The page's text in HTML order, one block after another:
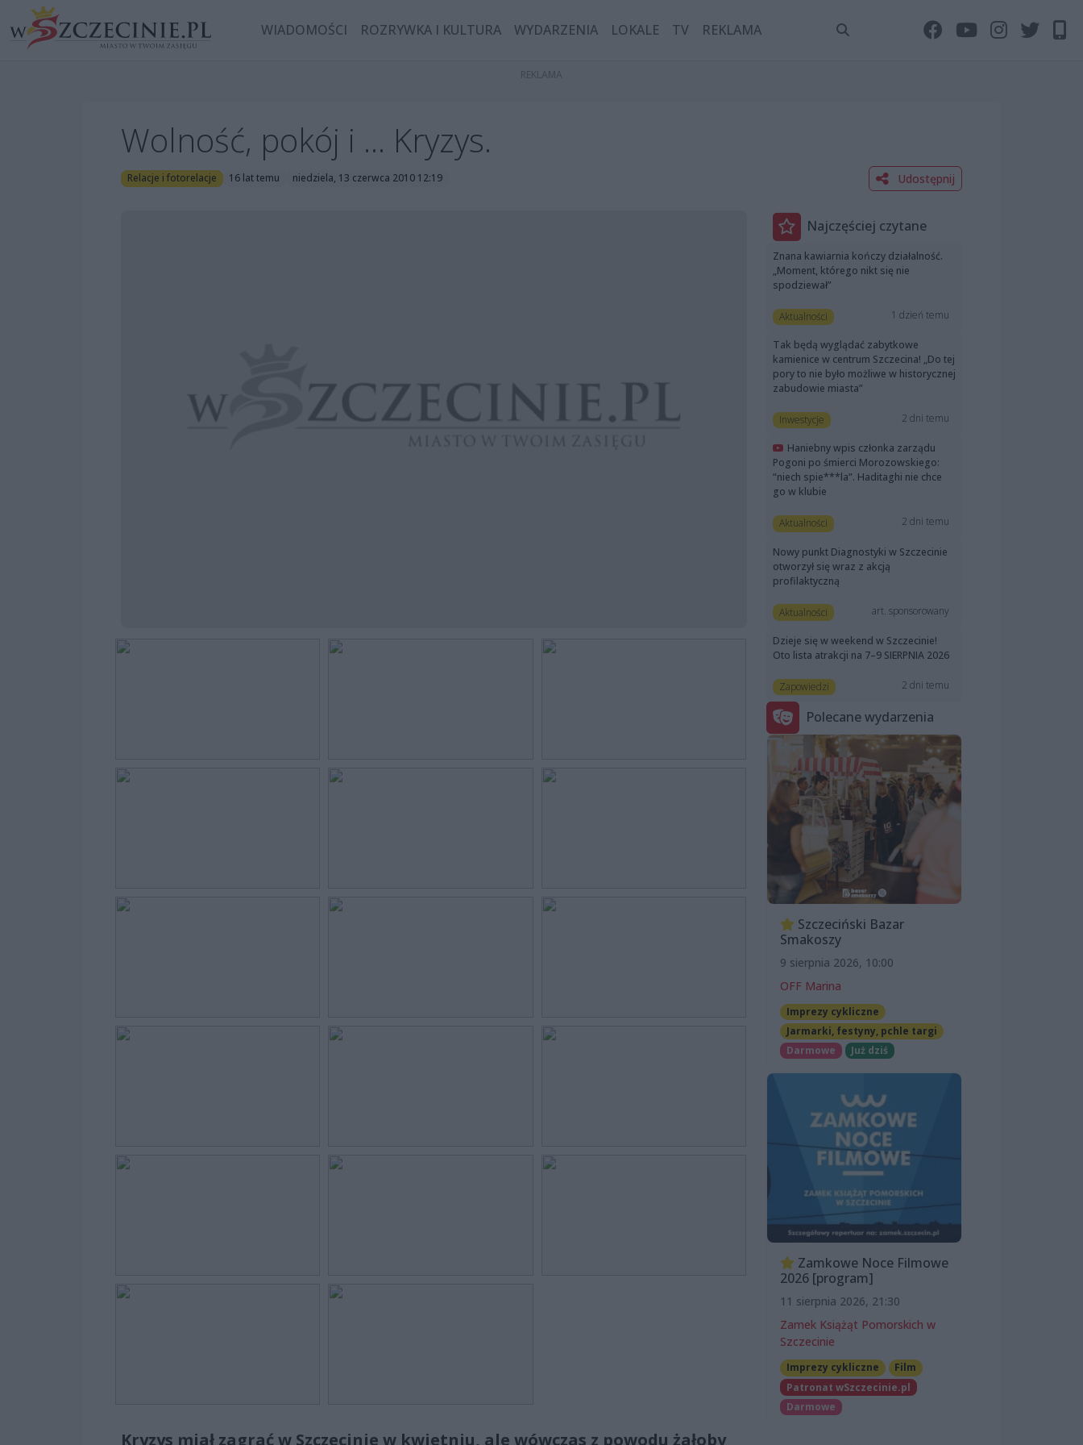
WIADOMOŚCI ROZRYWKA I KULTURA WYDARZENIA LOKALE TV REKLAMA
Wolność, pokój i ... Kryzys.
Relacje i fotorelacje 16 lat temu niedziela, 13 czerwca 2010 12:19 Udostępnij
Kryzys miał zagrać w Szczecinie w kwietniu, ale wówczas z powodu żałoby
Najczęściej czytane
Znana kawiarnia kończy działalność.
„Moment, którego nikt się nie
spodziewał”
Aktualności 1 dzień temu
Tak będą wyglądać zabytkowe
kamienice w centrum Szczecina! „Do tej
pory to nie było możliwe w historycznej
zabudowie miasta”
Inwestycje 2 dni temu
Haniebny wpis członka zarządu
Pogoni po śmierci Morozowskiego:
“niech spie***la”. Haditaghi nie chce
go w klubie
Aktualności 2 dni temu
Nowy punkt Diagnostyki w Szczecinie
otworzył się wraz z akcją
profilaktyczną
Aktualności art. sponsorowany
Dzieje się w weekend w Szczecinie!
Oto lista atrakcji na 7–9 SIERPNIA 2026
Zapowiedzi 2 dni temu
Polecane wydarzenia
Szczeciński Bazar
Smakoszy
9 sierpnia 2026, 10:00
OFF Marina
Imprezy cykliczne
Jarmarki, festyny, pchle targi
Darmowe
Już dziś
Zamkowe Noce Filmowe
2026 [program]
11 sierpnia 2026, 21:30
Zamek Książąt Pomorskich w
Szczecinie
Imprezy cykliczne
Film
Patronat wSzczecinie.pl
Darmowe